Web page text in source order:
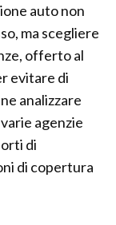
auto non
ma scegliere
offerto al
evitare di
analizzare
agenzie
di
di copertura